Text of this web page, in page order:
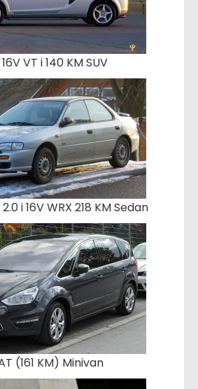
VT i 140 KM SUV
i 16V WRX 218 KM Sedan
(161 KM) Minivan